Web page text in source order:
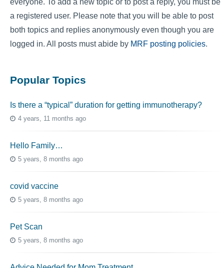
everyone. To add a new topic or to post a reply, you must be
a registered user. Please note that you will be able to post
both topics and replies anonymously even though you are
logged in. All posts must abide by MRF posting policies.
Popular Topics
Is there a “typical” duration for getting immunotherapy?
4 years, 11 months ago
Hello Family…
5 years, 8 months ago
covid vaccine
5 years, 8 months ago
Pet Scan
5 years, 8 months ago